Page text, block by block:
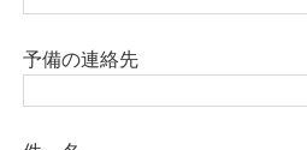
予備の連絡先